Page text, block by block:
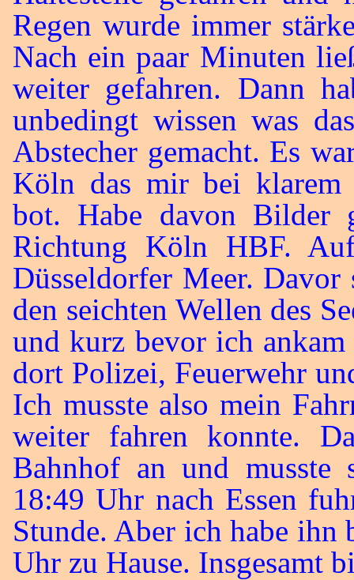
Regen wurde immer
Nach ein paar Minuten
weiter gefahren. Dann
unbedingt wissen was
Abstecher gemacht. Es
Köln das mir bei klarem
bot. Habe davon Bilder
Richtung Köln HBF.
Düsseldorfer Meer.
den seichten Wellen des
und kurz bevor ich
dort Polizei, Feuerwehr
Ich musste also mein
weiter fahren konnte.
Bahnhof an und musste
18:49 Uhr nach Essen
Stunde. Aber ich habe ihn
Uhr zu Hause. Insgesamt